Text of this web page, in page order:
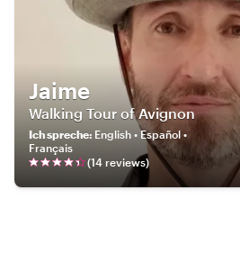
Jaime
Walking Tour of Avignon
Ich spreche: English • Español •
Français
(14 reviews)